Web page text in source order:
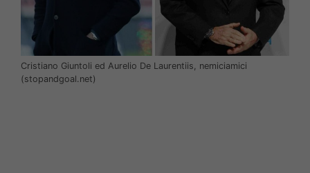
Cristiano Giuntoli ed Aurelio De Laurentiis, nemiciamici
(stopandgoal.net)